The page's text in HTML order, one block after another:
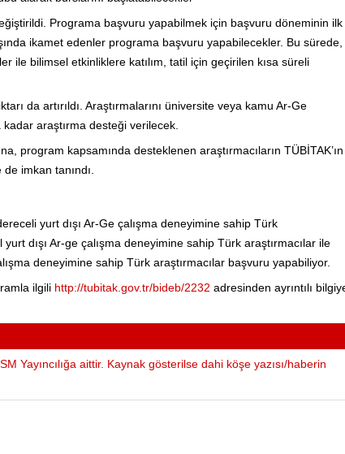
Programa başvuru yapabilmek için başvuru döneminin ilk
ikamet edenler programa başvuru yapabilecekler. Bu sürede,
ile bilimsel etkinliklere katılım, tatil için geçirilen kısa süreli
da artırıldı. Araştırmalarını üniversite veya kamu Ar-Ge
araştırma desteği verilecek.
program kapsamında desteklenen araştırmacıların TÜBİTAK’ın
imkan tanındı.
yurt dışı Ar-Ge çalışma deneyimine sahip Türk
yurt dışı Ar-ge çalışma deneyimine sahip Türk araştırmacılar ile
deneyimine sahip Türk araştırmacılar başvuru yapabiliyor.
ilgili http://tubitak.gov.tr/bideb/2232 adresinden ayrıntılı
Yayıncılığa aittir. Kaynak gösterilse dahi köşe yazısı/haberin